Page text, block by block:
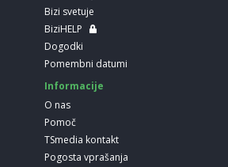
Bizi svetuje
BiziHELP
Dogodki
Pomembni datumi
Informacije
O nas
Pomoč
TSmedia kontakt
Pogosta vprašanja